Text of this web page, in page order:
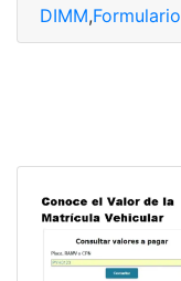
DIMM,Formulario